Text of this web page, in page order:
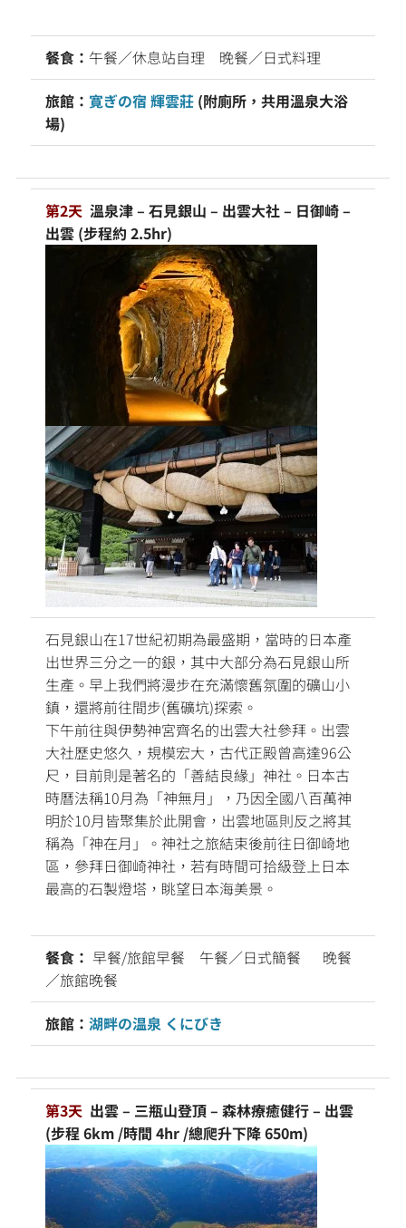
餐食： 午餐／休息站自理
晚餐／日式料理
旅館： 寛ぎの宿 輝雲莊 (附廁所，共用溫泉大浴
場)
第2天 溫泉津 – 石見銀山 – 出雲大社 – 日御崎 –
出雲 (步程約 2.5hr)
石見銀山在17世紀初期為最盛期，當時的日本產
出世界三分之一的銀，其中大部分為石見銀山所
生產。早上我們將漫步在充滿懷舊氛圍的礦山小
鎮，還將前往間步(舊礦坑)探索。
下午前往與伊勢神宮齊名的出雲大社參拜。出雲
大社歷史悠久，規模宏大，古代正殿曾高達96公
尺，目前則是著名的「善結良緣」神社。日本古
時曆法稱10月為「神無月 」
，乃因全國八百萬神
明於10月皆聚集於此開會，出雲地區則反之將其
稱為「神在月 」。神社之旅結束後前往日御崎地
區，參拜日御崎神社，若有時間可拾級登上日本
最高的石製燈塔，眺望日本海美景。
餐食： 早餐/旅館早餐 午餐／日式簡餐 晚餐
／旅館晚餐
旅館： 湖畔の温泉 くにびき
第3天 出雲 – 三瓶山登頂 – 森林療癒健行 – 出雲
(步程 6km /時間 4hr /總爬升下降 650m)